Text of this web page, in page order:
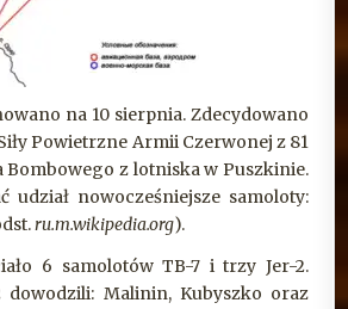
na 10 sierpnia. Zdecydowano
Powietrzne Armii Czerwonej z 81
z lotniska w Puszkinie.
udział nowocześniejsze samoloty:
ru.m.wikipedia.org).
6 samolotów TB-7 i trzy Jer-2.
dowodzili: Malinin, Kubyszko oraz